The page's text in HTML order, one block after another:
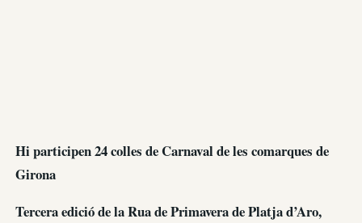
Hi participen 24 colles de Carnaval de les comarques de
Girona
Tercera edició de la Rua de Primavera de Platja d’Aro,